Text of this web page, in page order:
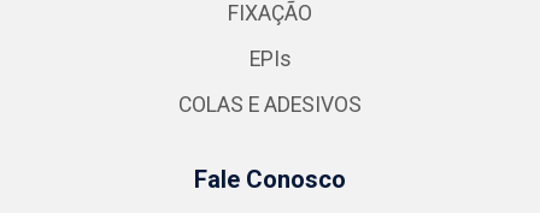
FIXAÇÃO
EPIs
COLAS E ADESIVOS
Fale Conosco